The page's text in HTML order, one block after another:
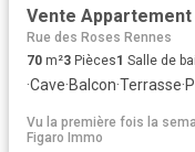
Vente Appartement
Rue des Roses Rennes
70 m²3 Pièces1 Salle de
·Cave·Balcon·Terrasse·
Vu la première fois la
Figaro Immo